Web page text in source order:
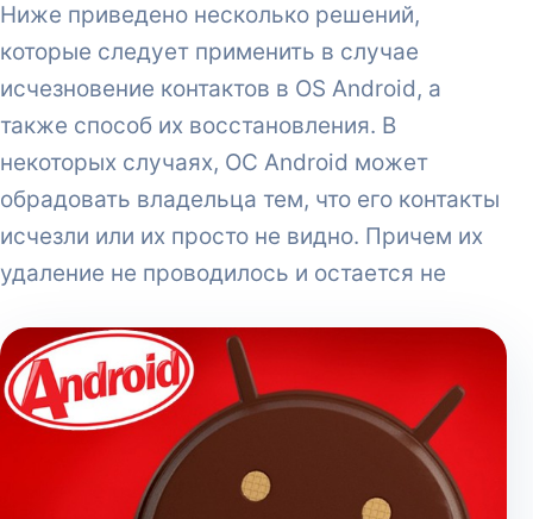
Ниже приведено несколько решений,
которые следует применить в случае
исчезновение контактов в OS Android, а
также способ их восстановления. В
некоторых случаях, ОС Android может
обрадовать владельца тем, что его контакты
исчезли или их просто не видно. Причем их
удаление не проводилось и остается не